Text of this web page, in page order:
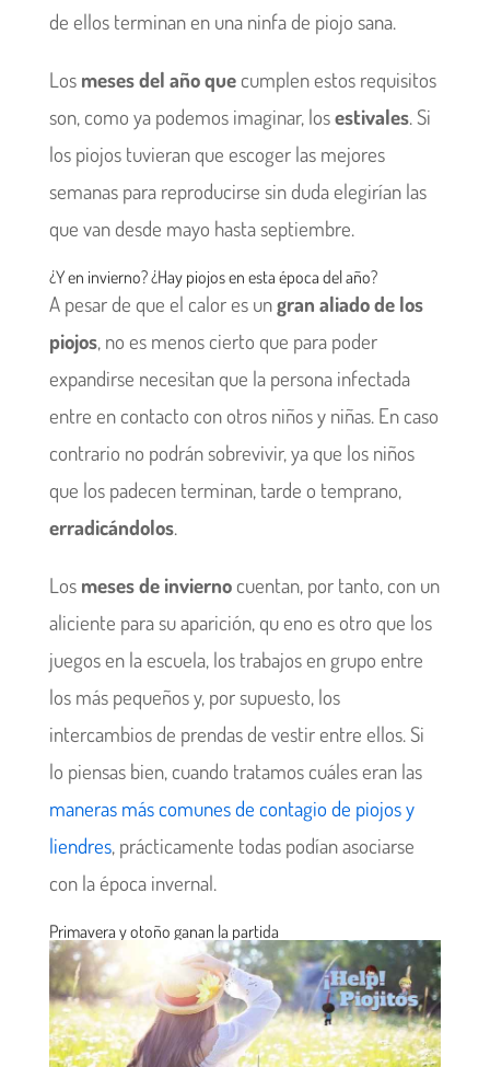
de ellos terminan en una ninfa de piojo sana.
Los meses del año quecumplen estos requisitos
son, como ya podemos imaginar, losestivales. Si
los piojos tuvieran que escoger las mejores
semanas para reproducirse sin duda elegirían las
que van desde mayo hasta septiembre.
¿Y en invierno? ¿Hay piojos en esta época del año?
A pesar de que el calor es ungran aliado de los
piojos, no es menos cierto que para poder
expandirse necesitan que la persona infectada
entre en contacto con otros niños y niñas. En caso
contrario no podrán sobrevivir, ya que los niños
que los padecen terminan, tarde o temprano,
erradicándolos.
Los meses de inviernocuentan, por tanto, con un
aliciente para su aparición, qu eno es otro que los
juegos en la escuela, los trabajos en grupo entre
los más pequeños y, por supuesto, los
intercambios de prendas de vestir entre ellos. Si
lo piensas bien, cuando tratamos cuáles eran las
maneras más comunes de contagio de piojos y
liendres, prácticamente todas podían asociarse
con la época invernal.
Primavera y otoño ganan la partida